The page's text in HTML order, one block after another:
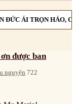
ĐỨC ÁI TRỌN HẢO,
được ban
nguyện 722